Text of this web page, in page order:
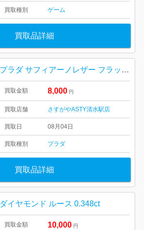
買取種別 ゲーム
買取品詳細
プラダ サフィアーノレザー フラップ長財布
買取金額 8,000 円
買取店舗 さすがやASTY清水駅店
買取日 08月04日
買取種別 プラダ
買取品詳細
ダイヤモンド ルース 0.348ct
買取金額 10,000 円